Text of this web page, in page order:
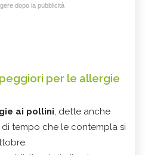
dopo la pubblicità
per le allergie
ai pollini, dette anche
di tempo che le contempla si